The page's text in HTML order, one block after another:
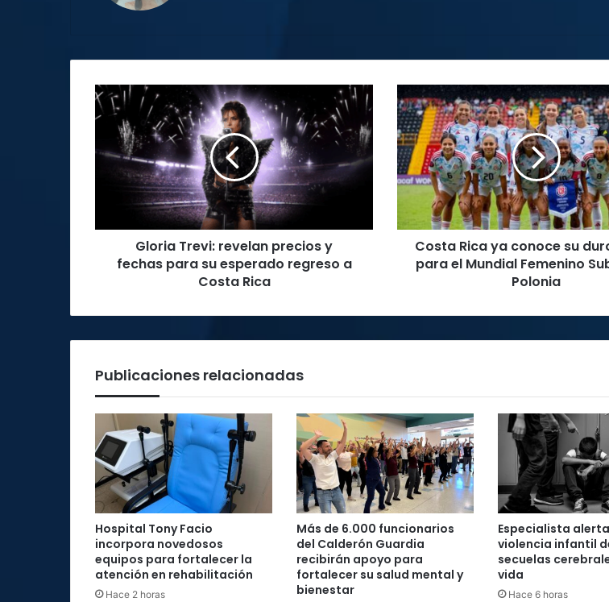
Gloria
Trevi:
revelan
precios
fechas
esperado
Gloria Trevi: revelan precios y
fechas para su esperado regreso a
Costa Rica
Costa
Rica
ya
conoce
su
duro
grupo
para
el
Mundial
Femenino
en
Costa Rica ya conoce su
para el Mundial Femenino
Polonia
Publicaciones relacionadas
Hospital Tony Facio
incorpora novedosos
equipos para fortalecer la
atención en rehabilitación
Hace 2 horas
Más de 6.000 funcionarios
del Calderón Guardia
recibirán apoyo para
fortalecer su salud mental y
bienestar
Especialista
violencia infantil
secuelas
vida
Hace 6 horas